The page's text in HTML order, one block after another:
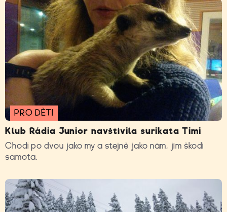
PRO DĚTI
Klub Rádia Junior navštívila surikata Timi
Chodí po dvou jako my a stejně jako nám, jim škodí
samota.